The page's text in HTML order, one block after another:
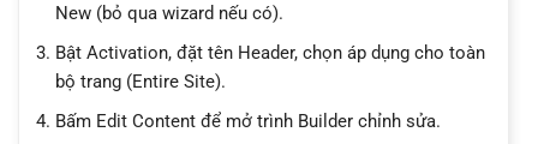
New (bỏ qua wizard nếu có).
Bật Activation, đặt tên Header, chọn áp dụng cho toàn
bộ trang (Entire Site).
Bấm Edit Content để mở trình Builder chỉnh sửa.